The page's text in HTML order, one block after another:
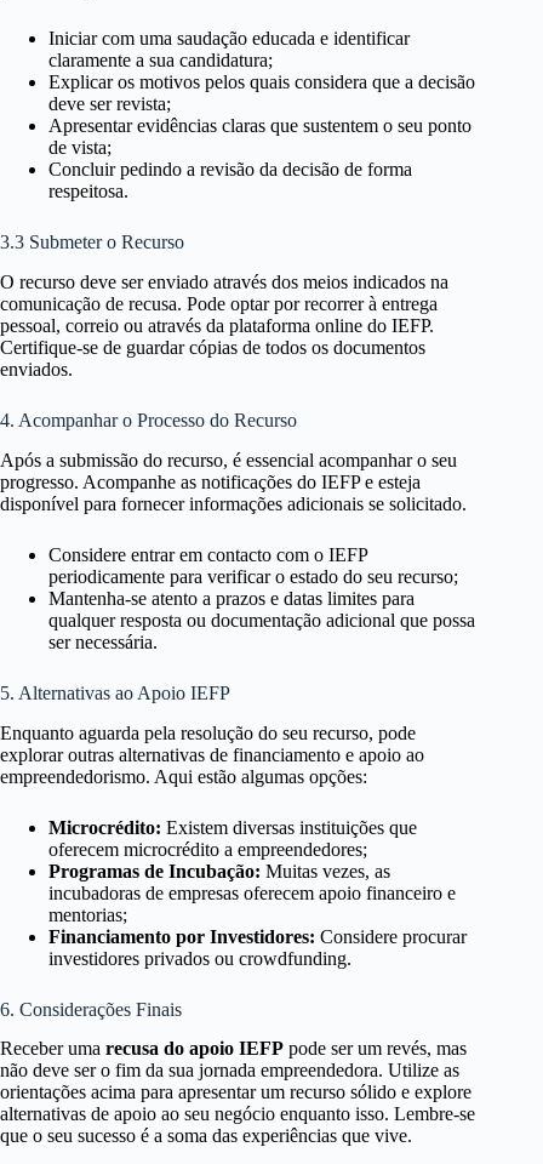
Iniciar com uma saudação educada e identificar
claramente a sua candidatura;
Explicar os motivos pelos quais considera que a decisão
deve ser revista;
Apresentar evidências claras que sustentem o seu ponto
de vista;
Concluir pedindo a revisão da decisão de forma
respeitosa.
3.3 Submeter o Recurso
O recurso deve ser enviado através dos meios indicados na
comunicação de recusa. Pode optar por recorrer à entrega
pessoal, correio ou através da plataforma online do IEFP.
Certifique-se de guardar cópias de todos os documentos
enviados.
4. Acompanhar o Processo do Recurso
Após a submissão do recurso, é essencial acompanhar o seu
progresso. Acompanhe as notificações do IEFP e esteja
disponível para fornecer informações adicionais se solicitado.
Considere entrar em contacto com o IEFP
periodicamente para verificar o estado do seu recurso;
Mantenha-se atento a prazos e datas limites para
qualquer resposta ou documentação adicional que possa
ser necessária.
5. Alternativas ao Apoio IEFP
Enquanto aguarda pela resolução do seu recurso, pode
explorar outras alternativas de financiamento e apoio ao
empreendedorismo. Aqui estão algumas opções:
Microcrédito: Existem diversas instituições que
oferecem microcrédito a empreendedores;
Programas de Incubação: Muitas vezes, as
incubadoras de empresas oferecem apoio financeiro e
mentorias;
Financiamento por Investidores: Considere procurar
investidores privados ou crowdfunding.
6. Considerações Finais
Receber uma recusa do apoio IEFP pode ser um revés, mas
não deve ser o fim da sua jornada empreendedora. Utilize as
orientações acima para apresentar um recurso sólido e explore
alternativas de apoio ao seu negócio enquanto isso. Lembre-se
que o seu sucesso é a soma das experiências que vive.